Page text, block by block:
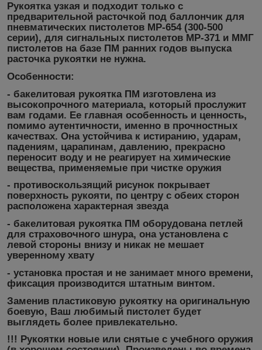
Рукоятка узкая и подходит только с
предварительной расточкой под баллончик для
пневматических пистолетов МР-654 (300-500
серии), для сигнальных пистолетов МР-371 и ММГ
пистолетов на базе ПМ ранних годов выпуска
расточка рукоятки не нужна.
Особенности:
- бакелитовая рукоятка ПМ изготовлена из
высокопрочного материала, который прослужит
вам годами. Ее главная особенность и ценность,
помимо аутентичности, именно в прочностных
качествах. Она устойчива к истиранию, ударам,
падениям, царапинам, давлению, прекрасно
переносит воду и не реагирует на химические
вещества, применяемые при чистке оружия
- противоскользящий рисунок покрывает
поверхность рукояти, по центру с обеих сторон
расположена характерная звезда
- бакелитовая рукоятка ПМ оборудована петлей
для страховочного шнура, она установлена с
левой стороны внизу и никак не мешает
уверенному хвату
- установка простая и не занимает много времени,
фиксация производится штатным винтом.
Заменив пластиковую рукоятку на оригинальную
боевую, Ваш любимый пистолет будет
выглядеть более привлекательно.
!!! Рукоятки новые или снятые с учебного оружия